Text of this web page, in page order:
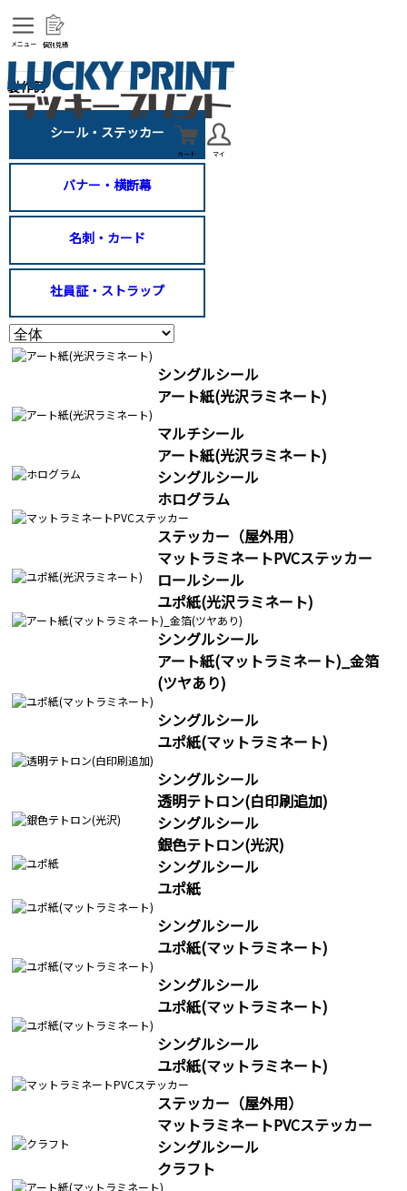
メニュー 個別見積
マイ
カート
製作例
シール・ステッカー
バナー・横断幕
名刺・カード
社員証・ストラップ
シングルシール
アート紙(光沢ラミネート)
マルチシール
アート紙(光沢ラミネート)
シングルシール
ホログラム
ステッカー（屋外用）
マットラミネートPVCステッカー
ロールシール
ユポ紙(光沢ラミネート)
シングルシール
アート紙(マットラミネート)_金箔
(ツヤあり)
シングルシール
ユポ紙(マットラミネート)
シングルシール
透明テトロン(白印刷追加)
シングルシール
銀色テトロン(光沢)
シングルシール
ユポ紙
シングルシール
ユポ紙(マットラミネート)
シングルシール
ユポ紙(マットラミネート)
シングルシール
ユポ紙(マットラミネート)
ステッカー（屋外用）
マットラミネートPVCステッカー
シングルシール
クラフト